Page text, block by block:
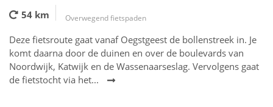
54 km Overwegend fietspaden
Deze fietsroute gaat vanaf Oegstgeest de bollenstreek in. Je
komt daarna door de duinen en over de boulevards van
Noordwijk, Katwijk en de Wassenaarseslag. Vervolgens gaat
de fietstocht via het...